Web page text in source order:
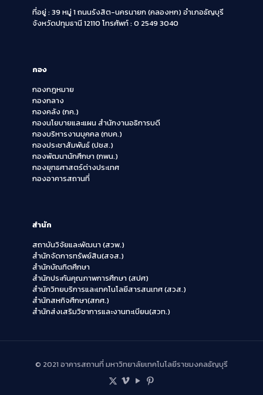
ที่อยู่ : 39 หมู่ 1 ถนนรังสิต-นครนายก (คลองหก)อำเภอธัญบุรี
จังหวัดปทุมธานี 12110 โทรศัพท์ : 0 2549 3040
กอง
กองกฎหมาย
กองกลาง
กองคลัง (กค.)
กองนโยบายและแผน สำนักงานอธิการบดี
กองบริหารงานบุคคล (กบค.)
กองประชาสัมพันธ์ (ปชส.)
กองพัฒนานักศึกษา (กพน.)
กองยุทธศาสตร์ต่างประเทศ
กองอาคารสถานที่
สำนัก
สถาบันวิจัยและพัฒนา (สวพ.)
สำนักจัดการทรัพย์สิน(สจส.)
สำนักบัณฑิตศึกษา
สำนักประกันคุณภาพการศึกษา (สปศ)
สำนักวิทยบริการและเทคโนโลยีสารสนเทศ (สวส.)
สำนักสหกิจศึกษา(สกศ.)
สำนักส่งเสริมวิชาการและงานทะเบียน(สวท.)
© 2021 อาคารสถานที่ มหาวิทยาลัยเทคโนโลยีราชมงคลธัญบุรี